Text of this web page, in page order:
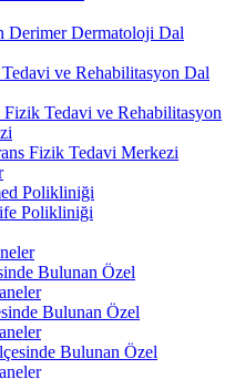
Derimer Dermatoloji Dal
ve Rehabilitasyon Dal
Tedavi ve Rehabilitasyon
Fizik Tedavi Merkezi
Polikliniği
Polikliniği
Bulunan Özel
Bulunan Özel
Bulunan Özel